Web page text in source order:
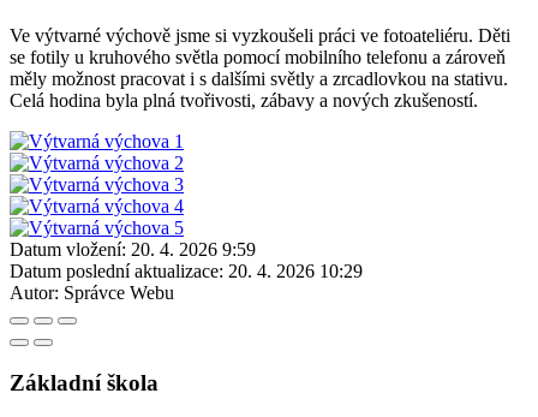
Ve výtvarné výchově jsme si vyzkoušeli práci ve fotoateliéru. Děti
se fotily u kruhového světla pomocí mobilního telefonu a zároveň
měly možnost pracovat i s dalšími světly a zrcadlovkou na stativu.
Celá hodina byla plná tvořivosti, zábavy a nových zkušeností.
Datum vložení: 20. 4. 2026 9:59
Datum poslední aktualizace: 20. 4. 2026 10:29
Autor: Správce Webu
Základní škola